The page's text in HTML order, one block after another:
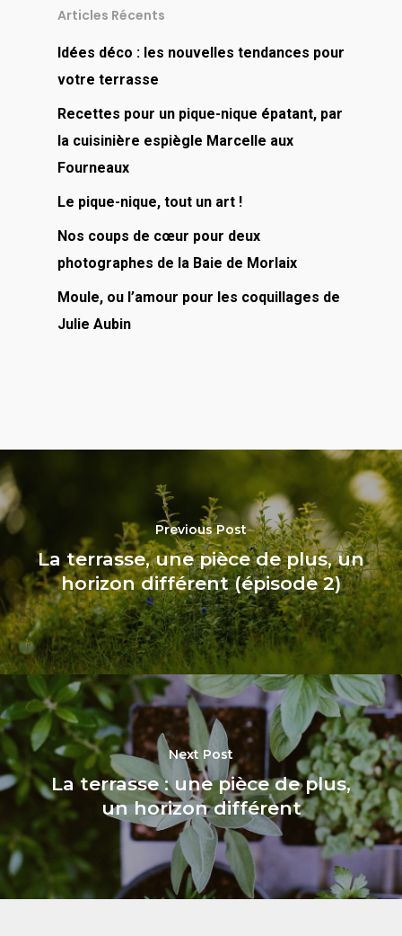
Articles Récents
Idées déco : les nouvelles tendances pour
votre terrasse
Recettes pour un pique-nique épatant, par
la cuisinière espiègle Marcelle aux
Fourneaux
Le pique-nique, tout un art !
Nos coups de cœur pour deux
photographes de la Baie de Morlaix
Moule, ou l’amour pour les coquillages de
Julie Aubin
Previous Post
La terrasse, une pièce de plus, un
horizon différent (épisode 2)
Next Post
La terrasse : une pièce de plus,
un horizon différent